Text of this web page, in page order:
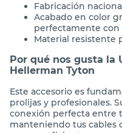
Fabricación
Acabado en color
perfectamente con
Material resistente
Por qué nos gusta la
Hellerman Tyton
Este accesorio es
prolijas y profesionales.
conexión perfecta entre
manteniendo tus cables